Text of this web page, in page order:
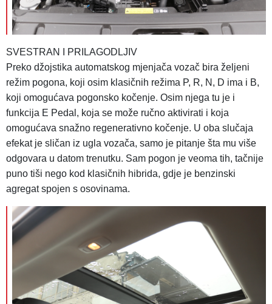
SVESTRAN I PRILAGODLJIV
Preko džojstika automatskog mjenjača vozač bira željeni
režim pogona, koji osim klasičnih režima P, R, N, D ima i B,
koji omogućava pogonsko kočenje. Osim njega tu je i
funkcija E Pedal, koja se može ručno aktivirati i koja
omogućava snažno regenerativno kočenje. U oba slučaja
efekat je sličan iz ugla vozača, samo je pitanje šta mu više
odgovara u datom trenutku. Sam pogon je veoma tih, tačnije
puno tiši nego kod klasičnih hibrida, gdje je benzinski
agregat spojen s osovinama.